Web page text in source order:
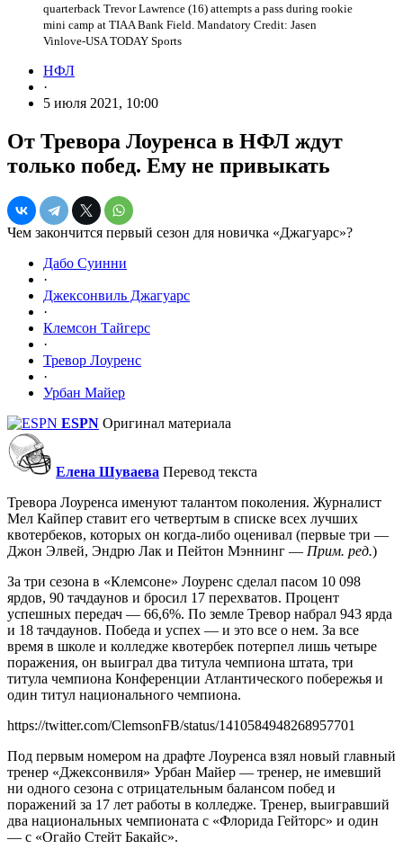
quarterback Trevor Lawrence (16) attempts a pass during rookie
mini camp at TIAA Bank Field. Mandatory Credit: Jasen
Vinlove-USA TODAY Sports
НФЛ
·
5 июля 2021, 10:00
От Тревора Лоуренса в НФЛ ждут
только побед. Ему не привыкать
Чем закончится первый сезон для новичка «Джагуарс»?
Дабо Суинни
·
Джексонвиль Джагуарс
·
Клемсон Тайгерс
·
Тревор Лоуренс
·
Урбан Майер
ESPN Оригинал материала
Елена Шуваева Перевод текста
Тревора Лоуренса именуют талантом поколения. Журналист
Мел Кайпер ставит его четвертым в списке всех лучших
квотербеков, которых он когда-либо оценивал (первые три —
Джон Элвей, Эндрю Лак и Пейтон Мэннинг — Прим. ред.)
За три сезона в «Клемсоне» Лоуренс сделал пасом 10 098
ярдов, 90 тачдаунов и бросил 17 перехватов. Процент
успешных передач — 66,6%. По земле Тревор набрал 943 ярда
и 18 тачдаунов. Победа и успех — и это все о нем. За все
время в школе и колледже квотербек потерпел лишь четыре
поражения, он выиграл два титула чемпиона штата, три
титула чемпиона Конференции Атлантического побережья и
один титул национального чемпиона.
https://twitter.com/ClemsonFB/status/1410584948268957701
Под первым номером на драфте Лоуренса взял новый главный
тренер «Джексонвиля» Урбан Майер — тренер, не имевший
ни одного сезона с отрицательным балансом побед и
поражений за 17 лет работы в колледже. Тренер, выигравший
два национальных чемпионата с «Флорида Гейторс» и один
— с «Огайо Стейт Бакайс».